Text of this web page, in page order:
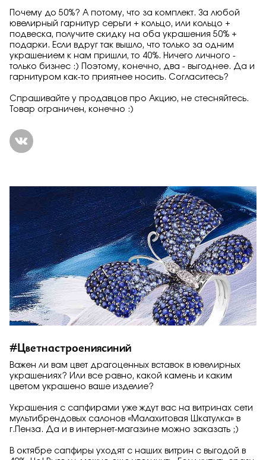
Почему до 50%? А потому, что за комплект. За любой
ювелирный гарнитур серьги + кольцо, или кольцо +
подвеска, получите скидку на оба украшения 50% +
подарки. Если вдруг так вышло, что только за одним
украшением к нам пришли, то 40%. Ничего личного -
только бизнес :) Поэтому, конечно, два - выгоднее. Да и
гарнитуром как-то приятнее носить. Согласитесь?
Спрашивайте у продавцов про Акцию, не стесняйтесь.
Товар ограничен, конечно :)
#Цветнастроениясиний
Важен ли вам цвет драгоценных вставок в ювелирных
украшениях? Или все равно, какой камень и каким
цветом украшено ваше изделие?
Украшения с сапфирами уже ждут вас на витринах сети
мультибрендовых салонов «Малахитовая Шкатулка» в
г.Пенза. Да и в интернет-магазине можно заказать ;)
В октябре сапфиры уходят с наших витрин с выгодой в